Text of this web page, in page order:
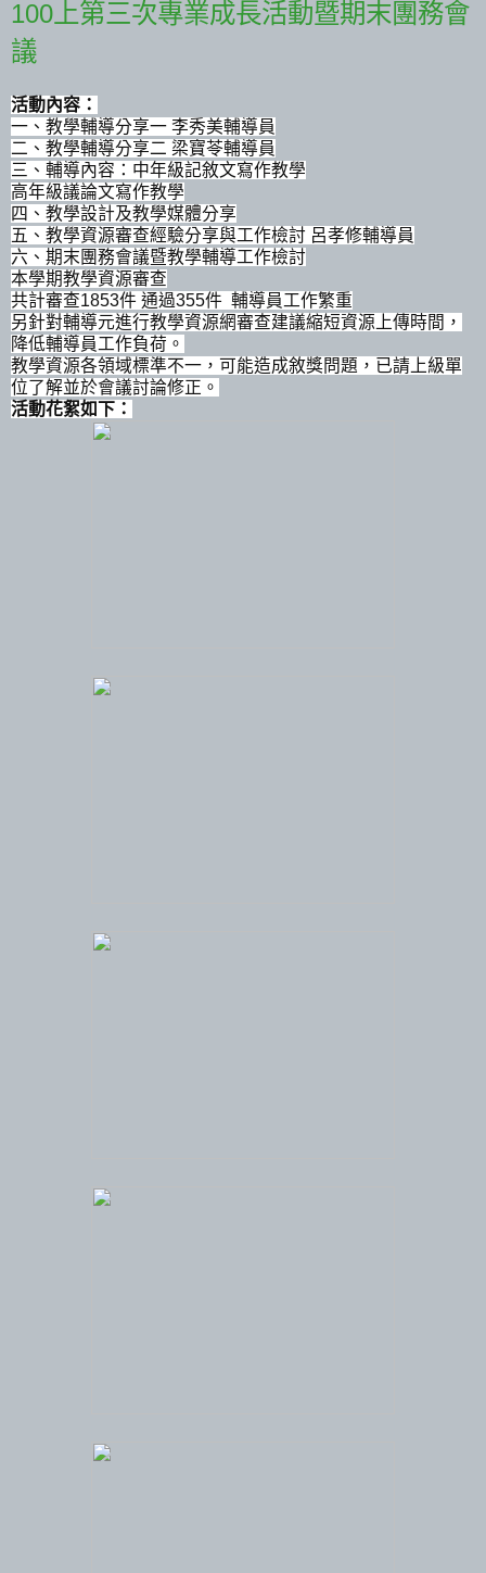
100上第三次專業成長活動暨期末團務會
議
活動內容：
一、教學輔導分享一 李秀美輔導員
二、教學輔導分享二 梁寶苓輔導員
三、輔導內容：中年級記敘文寫作教學
高年級議論文寫作教學
四、教學設計及教學媒體分享
五、教學資源審查經驗分享與工作檢討 呂孝修輔導員
六、期末團務會議暨教學輔導工作檢討
本學期教學資源審查
共計審查1853件 通過355件 輔導員工作繁重
另針對輔導元進行教學資源網審查建議縮短資源上傳時間，
降低輔導員工作負荷。
教學資源各領域標準不一，可能造成敘獎問題，已請上級單
位了解並於會議討論修正。
活動花絮如下：